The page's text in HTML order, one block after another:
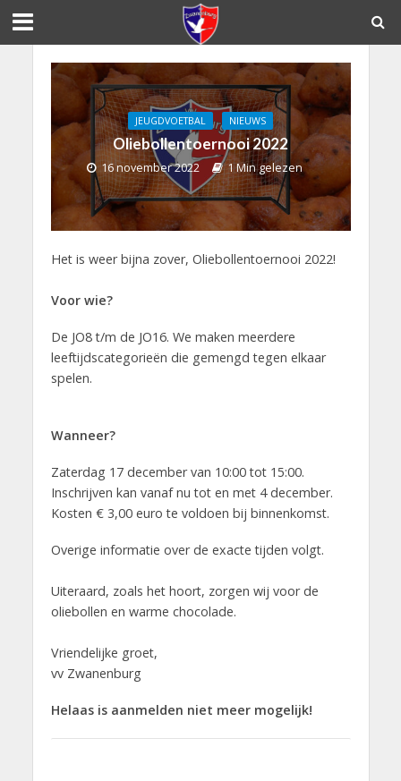
JEUGDVOETBAL NIEUWS
Oliebollentoernooi 2022
16 november 2022 1 Min gelezen
Het is weer bijna zover, Oliebollentoernooi 2022!
Voor wie?
De JO8 t/m de JO16. We maken meerdere
leeftijdscategorieën die gemengd tegen elkaar
spelen.
Wanneer?
Zaterdag 17 december van 10:00 tot 15:00.
Inschrijven kan vanaf nu tot en met 4 december.
Kosten € 3,00 euro te voldoen bij binnenkomst.
Overige informatie over de exacte tijden volgt.
Uiteraard, zoals het hoort, zorgen wij voor de
oliebollen en warme chocolade.
Vriendelijke groet,
vv Zwanenburg
Helaas is aanmelden niet meer mogelijk!